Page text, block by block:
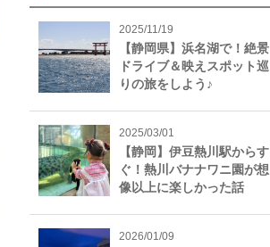
2025/11/19
【静岡県】浜名湖で！絶景
ドライブ＆映えスポット巡
りの旅をしよう♪
2025/03/01
【静岡】伊豆熱川駅からす
ぐ！熱川バナナワニ園が想
像以上に楽しかった話
2026/01/09